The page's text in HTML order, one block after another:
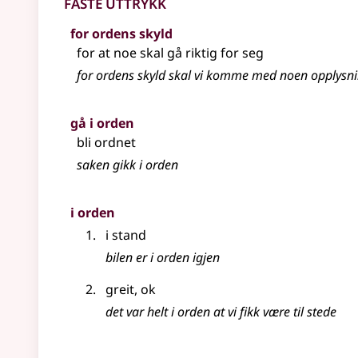
for ordens skyld
for at noe skal gå riktig for seg
for ordens skyld skal vi komme med noen
gå i orden
bli ordnet
saken gikk i orden
i orden
i stand
bilen er i orden igjen
greit, ok
det var helt i orden at vi fikk være til stede